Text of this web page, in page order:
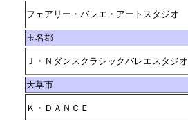
フェアリー・バレエ・アートスタジオ
玉名郡
Ｊ・Ｎダンスクラシックバレエスタジオ
天草市
Ｋ・ＤＡＮＣＥ